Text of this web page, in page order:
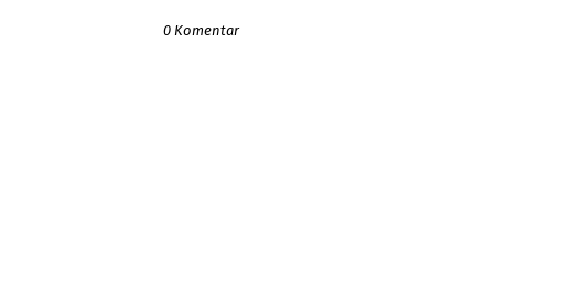
0 Komentar